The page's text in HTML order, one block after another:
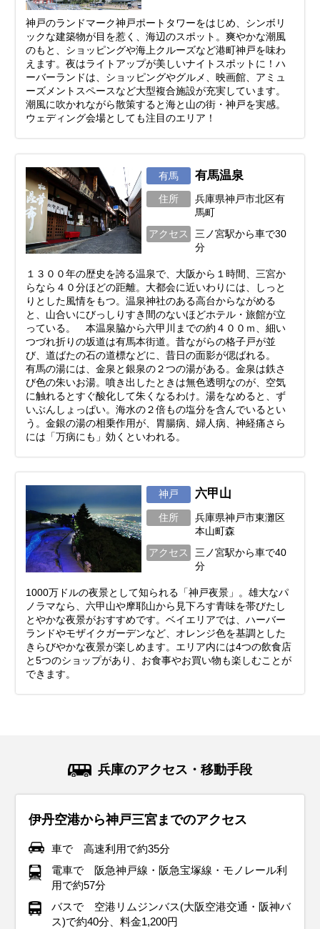
神戸のランドマーク神戸ポートタワーをはじめ、シンボリ
ックな建築物が目を惹く、海辺のスポット。爽やかな潮風
のもと、ショッピングや海上クルーズなど港町神戸を味わ
えます。夜はライトアップが美しいナイトスポットに！ハ
ーバーランドは、ショッピングやグルメ、映画館、アミュ
ーズメントスペースなど大型複合施設が充実しています。
潮風に吹かれながら散策すると海と山の街・神戸を実感。
ウェディング会場としても注目のエリア！
有馬 有馬温泉
住所
兵庫県神戸市北区有
馬町
アクセス
三ノ宮駅から車で30
分
１３００年の歴史を誇る温泉で、大阪から１時間、三宮か
らなら４０分ほどの距離。大都会に近いわりには、しっと
りとした風情をもつ。温泉神社のある高台からながめる
と、山合いにびっしりすき間のないほどホテル・旅館が立
っている。 本温泉脇から六甲川までの約４００ｍ、細い
つづれ折りの坂道は有馬本街道。昔ながらの格子戸が並
び、道ばたの石の道標などに、昔日の面影が偲ばれる。
有馬の湯には、金泉と銀泉の２つの湯がある。金泉は鉄さ
び色の朱いお湯。噴き出したときは無色透明なのが、空気
に触れるとすぐ酸化して朱くなるわけ。湯をなめると、ず
いぶんしょっぱい。海水の２倍もの塩分を含んでいるとい
う。金銀の湯の相乗作用が、胃腸病、婦人病、神経痛さら
には「万病にも」効くといわれる。
神戸 六甲山
住所
兵庫県神戸市東灘区
本山町森
アクセス
三ノ宮駅から車で40
分
1000万ドルの夜景として知られる「神戸夜景」。雄大なパ
ノラマなら、六甲山や摩耶山から見下ろす青味を帯びたし
とやかな夜景がおすすめです。ベイエリアでは、ハーバー
ランドやモザイクガーデンなど、オレンジ色を基調とした
きらびやかな夜景が楽しめます。エリア内には4つの飲食店
と5つのショップがあり、お食事やお買い物も楽しむことが
できます。
兵庫のアクセス・移動手段
伊丹空港から神戸三宮までのアクセス
車で 高速利用で約35分
電車で 阪急神戸線・阪急宝塚線・モノレール利
用で約57分
バスで 空港リムジンバス(大阪空港交通・阪神バ
ス)で約40分、料金1,200円